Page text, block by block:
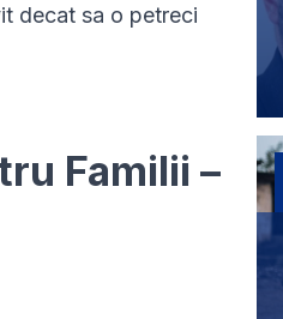
decat sa o petreci
Familii –